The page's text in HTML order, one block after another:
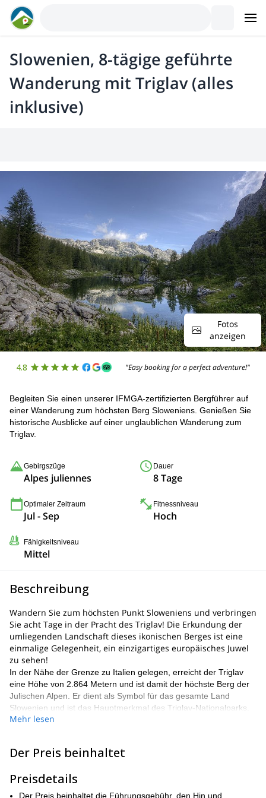
Slowenien, 8-tägige geführte
Wanderung mit Triglav (alles
inklusive)
Fotos
anzeigen
4.8 "Easy booking for a perfect adventure!"
Begleiten Sie einen unserer IFMGA-zertifizierten Bergführer auf
einer Wanderung zum höchsten Berg Sloweniens. Genießen Sie
historische Ausblicke auf einer unglaublichen Wanderung zum
Triglav.
Gebirgszüge
Alpes juliennes
Dauer
8 Tage
Optimaler Zeitraum
Jul - Sep
Fitnessniveau
Hoch
Fähigkeitsniveau
Mittel
Beschreibung
Wandern Sie zum höchsten Punkt Sloweniens und verbringen
Sie acht Tage in der Pracht des Triglav! Die Erkundung der
umliegenden Landschaft dieses ikonischen Berges ist eine
einmalige Gelegenheit, ein einzigartiges europäisches Juwel
zu sehen!
In der Nähe der Grenze zu Italien gelegen, erreicht der Triglav
eine Höhe von 2.864 Metern und ist damit der höchste Berg der
Julischen Alpen. Er dient als Symbol für das gesamte Land
Slowenien und ist das Hauptmerkmal des Triglav-Nationalparks.
Sein Name, der "drei Köpfe" bedeutet, weist auf die drei Gipfel
Der Triglav umfasst einen Gletscher, und die Täler und Pässe
über das Gebirge bieten Wanderern und Reisenden
Höhenlagen, und in den umliegenden Gebieten findet man eine
Fülle von Säugetieren, Vögeln und anderen Arten.
Mehr lesen
Der Preis beinhaltet
Preisdetails
Der Preis beinhaltet die Führungsgebühr, den Hin und